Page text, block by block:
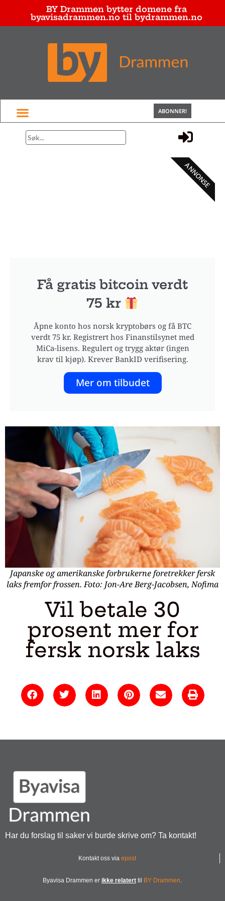
BY Drammen bytter domene fra
byavisadrammen.no til bydrammen.no
ABONNER!
Få gratis bitcoin verdt
75 kr
Åpne konto hos norsk kryptobørs og få BTC
verdt 75 kr. Registrert hos Finanstilsynet med
MiCa-lisens. Regulert og trygg aktør (ingen
krav til kjøp). Krever BankID verifisering.
Mer om tilbudet
ANNONSE
Japanske og amerikanske forbrukerne foretrekker fersk
laks fremfor frossen. Foto: Jon-Are Berg-Jacobsen, Nofima
Vil betale 30
prosent mer for
fersk norsk laks
Har du forslag til saker vi burde skrive om? Ta kontakt!
Kontakt oss via epost
Byavisa Drammen er ikke relatert til BY Drammen.